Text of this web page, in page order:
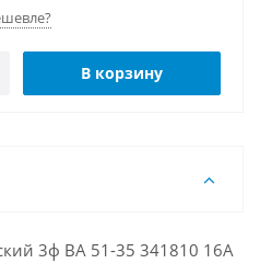
В корзину
3ф ВА 51-35 341810 16А